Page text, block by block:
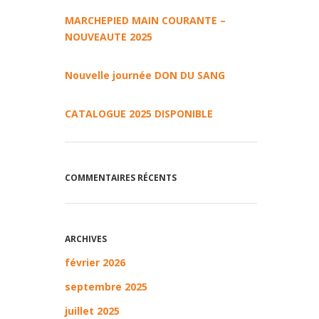
MARCHEPIED MAIN COURANTE –
NOUVEAUTE 2025
Nouvelle journée DON DU SANG
CATALOGUE 2025 DISPONIBLE
COMMENTAIRES RÉCENTS
ARCHIVES
février 2026
septembre 2025
juillet 2025